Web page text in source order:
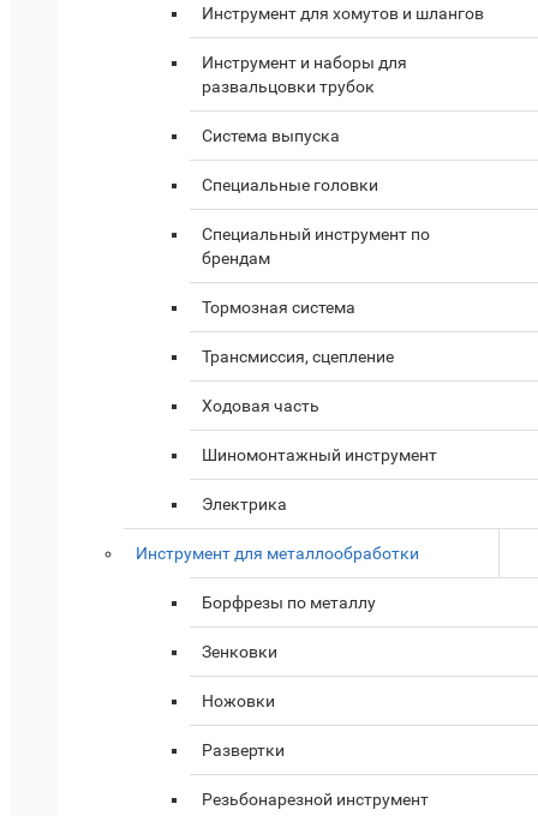
Инструмент для хомутов и шлангов
Инструмент и наборы для
развальцовки трубок
Система выпуска
Специальные головки
Специальный инструмент по
брендам
Тормозная система
Трансмиссия, сцепление
Ходовая часть
Шиномонтажный инструмент
Электрика
Инструмент для металлообработки
Борфрезы по металлу
Зенковки
Ножовки
Развертки
Резьбонарезной инструмент